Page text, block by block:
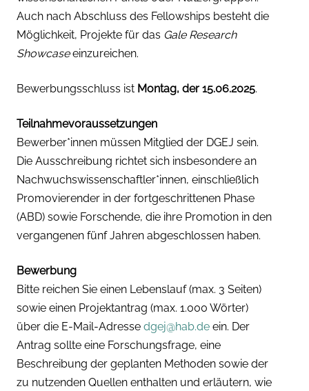
Auch nach Abschluss des Fellowships besteht die
Möglichkeit, Projekte für das Gale Research
Showcaseeinzureichen.
Bewerbungsschluss ist Montag, der 15.06.2025.
Teilnahmevoraussetzungen
Bewerber*innen müssen Mitglied der DGEJ sein.
Die Ausschreibung richtet sich insbesondere an
Nachwuchswissenschaftler*innen, einschließlich
Promovierender in der fortgeschrittenen Phase
(ABD) sowie Forschende, die ihre Promotion in den
vergangenen fünf Jahren abgeschlossen haben.
Bewerbung
Bitte reichen Sie einen Lebenslauf (max. 3 Seiten)
sowie einen Projektantrag (max. 1.000 Wörter)
über die E-Mail-Adresse dgej@hab.de ein. Der
Antrag sollte eine Forschungsfrage, eine
Beschreibung der geplanten Methoden sowie der
zu nutzenden Quellen enthalten und erläutern, wie